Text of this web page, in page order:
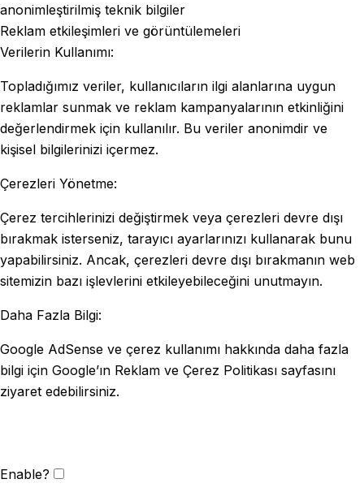
anonimleştirilmiş teknik bilgiler
Reklam etkileşimleri ve görüntülemeleri
Verilerin Kullanımı:
Topladığımız veriler, kullanıcıların ilgi alanlarına uygun
reklamlar sunmak ve reklam kampanyalarının etkinliğini
değerlendirmek için kullanılır. Bu veriler anonimdir ve
kişisel bilgilerinizi içermez.
Çerezleri Yönetme:
Çerez tercihlerinizi değiştirmek veya çerezleri devre dışı
bırakmak isterseniz, tarayıcı ayarlarınızı kullanarak bunu
yapabilirsiniz. Ancak, çerezleri devre dışı bırakmanın web
sitemizin bazı işlevlerini etkileyebileceğini unutmayın.
Daha Fazla Bilgi:
Google AdSense ve çerez kullanımı hakkında daha fazla
bilgi için Google’ın Reklam ve Çerez Politikası sayfasını
ziyaret edebilirsiniz.
Enable?